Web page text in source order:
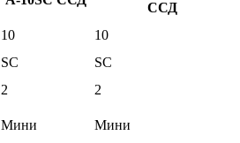
ССД
10
10
SC
SC
2
2
Мини
Мини